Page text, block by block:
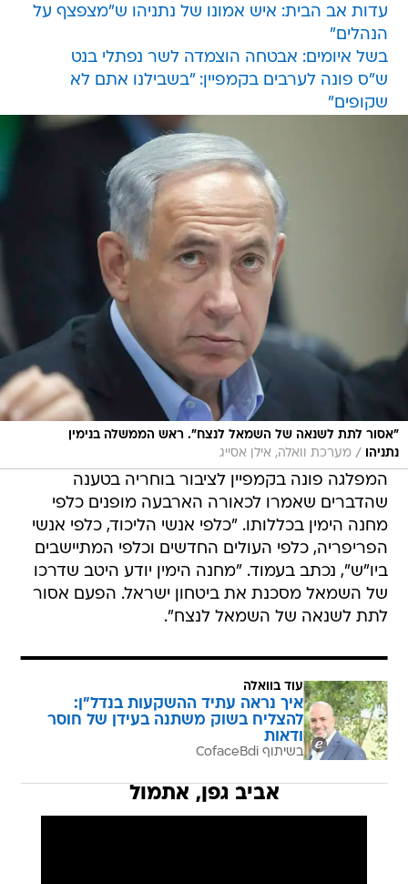
עדות אב הבית: איש אמונו של נתניהו ש"מצפצף על
הנהלים"
בשל איומים: אבטחה הוצמדה לשר נפתלי בנט
ש"ס פונה לערבים בקמפיין: "בשבילנו אתם לא
שקופים"
"אסור לתת לשנאה של השמאל לנצח". ראש הממשלה בנימין
נתניהו
/ מערכת וואלה, אילן אסייג
המפלגה פונה בקמפיין לציבור בוחריה בטענה
שהדברים שאמרו לכאורה הארבעה מופנים כלפי
מחנה הימין בכללותו. "כלפי אנשי הליכוד, כלפי אנשי
הפריפריה, כלפי העולים החדשים וכלפי המתיישבים
ביו"ש", נכתב בעמוד. "מחנה הימין יודע היטב שדרכו
של השמאל מסכנת את ביטחון ישראל. הפעם אסור
לתת לשנאה של השמאל לנצח".
עוד בוואלה
איך נראה עתיד ההשקעות בנדל"ן:
להצליח בשוק משתנה בעידן של חוסר
ודאות
בשיתוף CofaceBdi
אביב גפן, אתמול